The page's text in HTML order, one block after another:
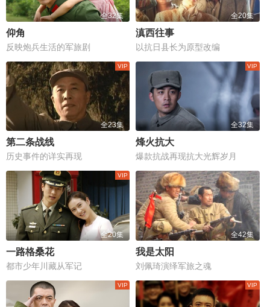
全32集
仰角
反映炮兵生活的军旅剧
全20集
滇西往事
以抗日县长为原型改编
全23集
第二条战线
历史事件的详实再现
全32集
烽火抗大
爆款抗战再现抗大光辉岁月
全20集
一路格桑花
都市少年川藏从军记
全42集
我是太阳
刘佩琦演绎军旅之魂